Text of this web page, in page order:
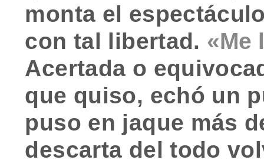
monta el
con tal libertad. «Me
Acertada o
que quiso, echó un
puso en jaque más
descarta del todo